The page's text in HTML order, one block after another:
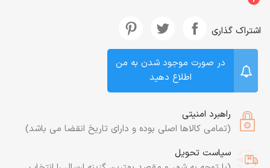
اشتراک گذاری
در صورت موجود شدن به من
اطلاع دهید
راهبرد امنیتی
(تمامی کالاها اصلی بوده و دارای تاریخ انقضا می باشد)
سیاست تحویل